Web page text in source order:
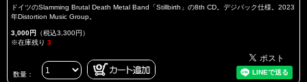
ドイツのSlamming Brutal Death Metal Band「Stillbirth」の8th CD。デジパック仕様。2023
年Distortion Music Group。
3,000円 （税込3,300円）
※在庫残り 3
数量：